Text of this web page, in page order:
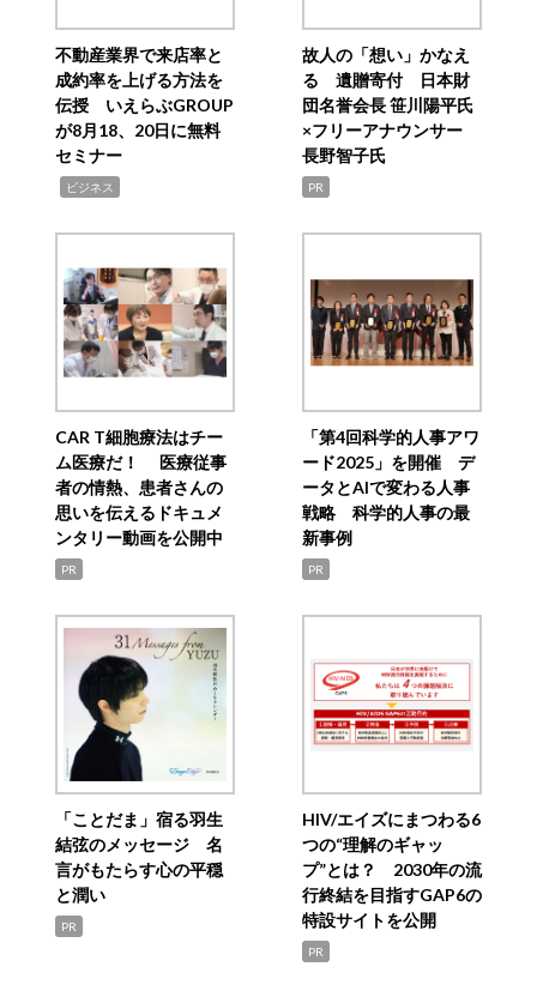
不動産業界で来店率と
成約率を上げる方法を
伝授 いえらぶGROUP
が8月18、20日に無料
セミナー
ビジネス
故人の「想い」かなえ
る 遺贈寄付 日本財
団名誉会長 笹川陽平氏
×フリーアナウンサー
長野智子氏
PR
CAR T細胞療法はチー
ム医療だ！ 医療従事
者の情熱、患者さんの
思いを伝えるドキュメ
ンタリー動画を公開中
PR
「第4回科学的人事アワ
ード2025」を開催 デ
ータとAIで変わる人事
戦略 科学的人事の最
新事例
PR
「ことだま」宿る羽生
結弦のメッセージ 名
言がもたらす心の平穏
と潤い
PR
HIV/エイズにまつわる6
つの“理解のギャッ
プ”とは？ 2030年の流
行終結を目指すGAP6の
特設サイトを公開
PR